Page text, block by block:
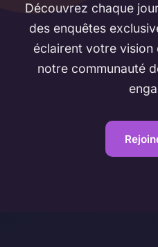
Découvrez chaque
des enquêtes
éclairent votre vision
notre communauté